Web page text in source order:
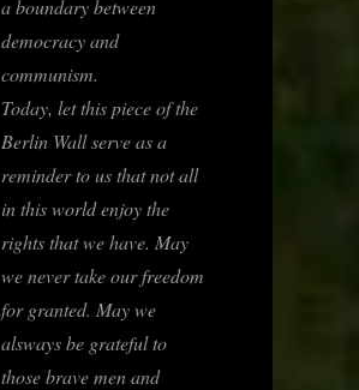
a boundary between
democracy and
communism.
Today, let this piece of the
Berlin Wall serve as a
reminder to us that not all
in this world enjoy the
rights that we have. May
we never take our freedom
for granted. May we
alsways be grateful to
those brave men and